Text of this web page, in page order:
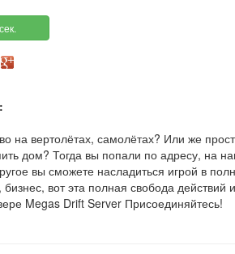
на вертолётах, самолётах? Или же
дом? Тогда вы попали по адресу, на
вы сможете насладиться игрой в
вот эта полная свобода действий
Megas Drift Server Присоединяйтесь!